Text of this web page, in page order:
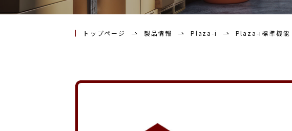
トップページ 製品情報 Plaza-i Plaza-i標準機能